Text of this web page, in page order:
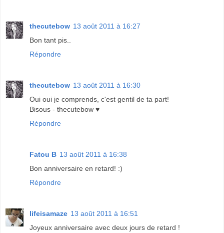
thecutebow 13 août 2011 à 16:27
Bon tant pis..
Répondre
thecutebow 13 août 2011 à 16:30
Oui oui je comprends, c'est gentil de ta part!
Bisous - thecutebow ♥
Répondre
Fatou B 13 août 2011 à 16:38
Bon anniversaire en retard! :)
Répondre
lifeisamaze 13 août 2011 à 16:51
Joyeux anniversaire avec deux jours de retard !